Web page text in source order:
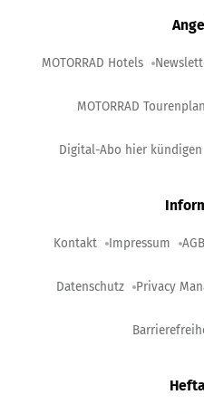
MOTORRAD Hotels
MOTORRAD
Digital-Abo hier kündigen
Kontakt Impressum AGB
Datenschutz Privacy